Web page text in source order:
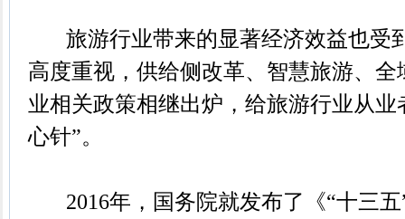
旅游行业带来的显著经济效益也受
高度重视，供给侧改革、智慧旅游、
业相关政策相继出炉，给旅游行业从业
心针”。
2016年，国务院就发布了《“十三五